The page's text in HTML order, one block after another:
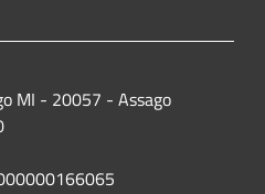
MI - 20057 - Assago